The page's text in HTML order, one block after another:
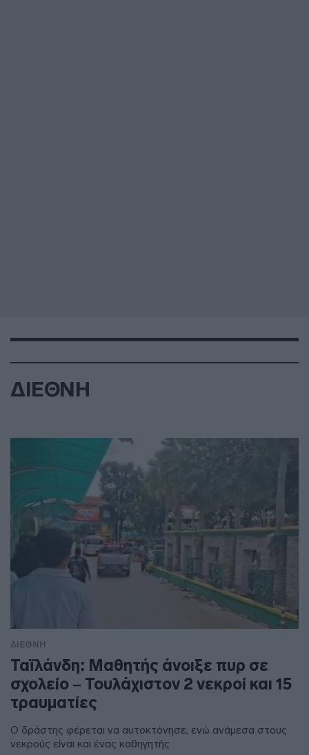
ΔΙΕΘΝΗ
ΔΙΕΘΝΗ
Ταϊλάνδη: Μαθητής άνοιξε πυρ σε
σχολείο – Τουλάχιστον 2 νεκροί και 15
τραυματίες
Ο δράστης φέρεται να αυτοκτόνησε, ενώ ανάμεσα στους
νεκρούς είναι και ένας καθηγητής